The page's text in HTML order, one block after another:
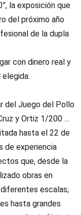
la exposición que
del próximo año
de la dupla
con dinero real y
del Juego del Pollo
y Ortiz 1/200 …
hasta el 22 de
de experiencia
que, desde la
obras en
escalas;
hasta grandes